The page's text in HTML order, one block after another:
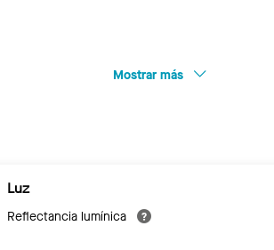
Mostrar más
Luz
Reflectancia lumínica